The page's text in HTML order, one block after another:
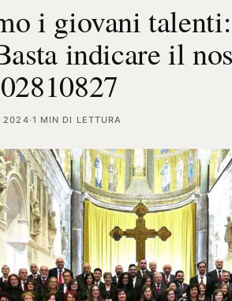
i giovani
indicare il
2024·1 MIN DI LETTURA